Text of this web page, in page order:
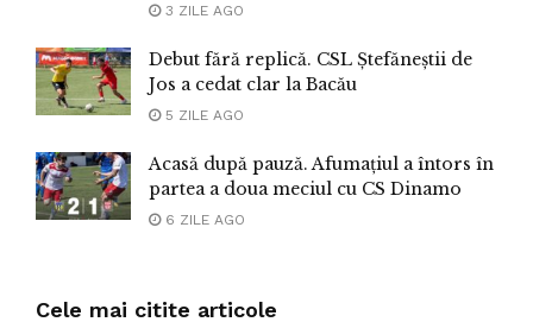
3 ZILE AGO
Debut fără replică. CSL Ștefăneștii de
Jos a cedat clar la Bacău
5 ZILE AGO
Acasă după pauză. Afumațiul a întors în
partea a doua meciul cu CS Dinamo
6 ZILE AGO
Cele mai citite articole